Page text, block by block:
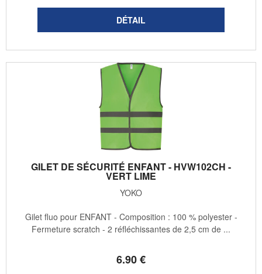
GILET DE SÉCURITÉ ENFANT - HVW102CH -
VERT LIME
YOKO
6.90€
Gilet fluo pour ENFANT - Composition : 100 % polyester -
Fermeture scratch - 2 réfléchissantes de 2,5 cm de ...